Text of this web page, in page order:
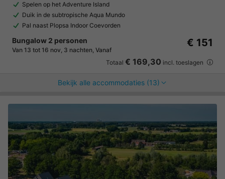
Spelen op het Adventure Island
Duik in de subtropische Aqua Mundo
Pal naast Plopsa Indoor Coevorden
Bungalow 2 personen
Van 13 tot 16 nov, 3 nachten, Vanaf
€ 151
Totaal € 169,30 incl. toeslagen
Bekijk alle accommodaties (13)